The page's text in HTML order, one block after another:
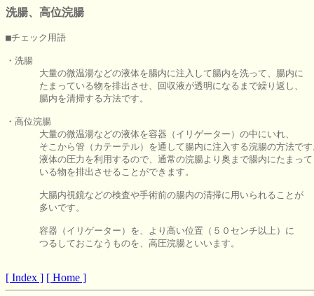
洗腸、高位浣腸
■チェック用語
・洗腸
大量の微温湯などの液体を腸内に注入して腸内を洗って、腸内に
      たまっている物を排出させ、回収液が透明になるまで繰り返し、
      腸内を清掃する方法です。
・高位浣腸
大量の微温湯などの液体を容器（イリゲーター）の中にいれ、
そこから管（カテーテル）を通して腸内に注入する浣腸の方法で
      液体の圧力を利用するので、通常の浣腸より奥まで腸内にたまって
      いる物を排出させることができます。
      大腸内視鏡などの検査や手術前の腸内の清掃に用いられることが
      多いです。
      容器（イリゲーター）を、より高い位置（５０センチ以上）に
      つるしておこなうものを、高圧浣腸といいます。
[ Index ] [ Home ]